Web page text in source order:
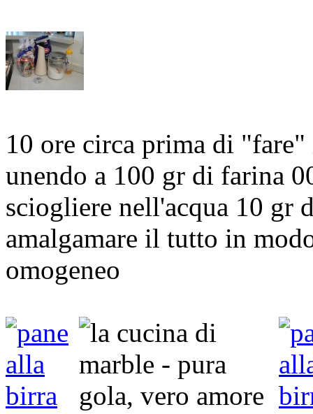
10 ore circa prima di "fare"
unendo a 100 gr di farina
sciogliere nell'acqua 10 gr
amalgamare il tutto in
omogeneo